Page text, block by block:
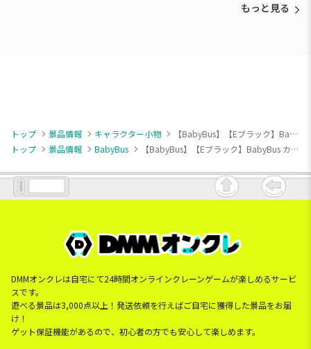
もっと見る
トップ 景品情報 キャラクター小物
【BabyBus】【Eブラック】BabyBus カラフルドーナツ プリントマスコット Part2
トップ
景品情報 BabyBus 【BabyBus】【Eブラック】BabyBus カラフルドーナツ プリントマスコット Part2
DMMオンクレは自宅にて24時間オンラインクレーンゲームが楽しめるサービ
スです。
遊べる景品は3,000点以上！発送依頼を行えばご自宅に獲得した景品をお届
け！
ゲット保証機能があるので、初心者の方でも安心して楽しめます。